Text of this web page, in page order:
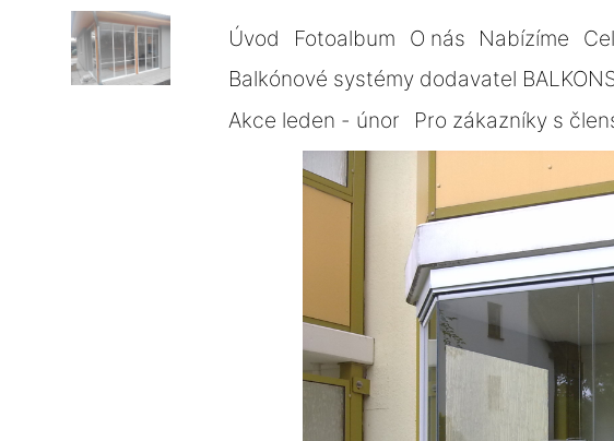
Úvod Fotoalbum O nás Nabízíme
Balkónové systémy dodavatel
Akce leden - únor
Pro zákazníky s